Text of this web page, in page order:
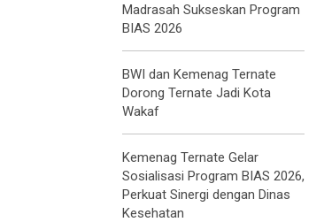
Madrasah Sukseskan Program
BIAS 2026
BWI dan Kemenag Ternate
Dorong Ternate Jadi Kota
Wakaf
Kemenag Ternate Gelar
Sosialisasi Program BIAS 2026,
Perkuat Sinergi dengan Dinas
Kesehatan